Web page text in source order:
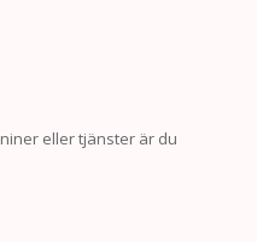
eller tjänster är du